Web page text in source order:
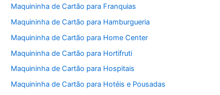
Maquininha de Cartão para Franquias
Maquininha de Cartão para Hamburgueria
Maquininha de Cartão para Home Center
Maquininha de Cartão para Hortifruti
Maquininha de Cartão para Hospitais
Maquininha de Cartão para Hotéis e Pousadas